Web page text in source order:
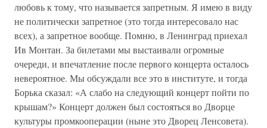
любовь к тому, что называется запретным. Я имею в виду
не политически запретное (это тогда интересовало нас
всех), а запретное вообще. Помню, в Ленинград приехал
Ив Монтан. За билетами мы выстаивали огромные
очереди, и впечатление после первого концерта осталось
невероятное. Мы обсуждали все это в институте, и тогда
Борька сказал: «А слабо на следующий концерт пойти по
крышам?» Концерт должен был состояться во Дворце
культуры промкооперации (ныне это Дворец Ленсовета).